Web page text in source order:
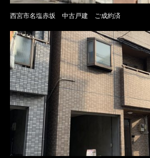
西宮市名塩赤坂 中古戸建 ご成約済